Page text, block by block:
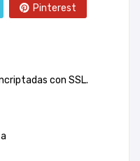
Pinterest
con SSL.